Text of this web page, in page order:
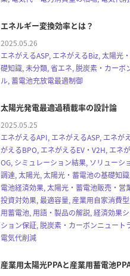
エネルギー変換効率とは？
2025.05.26
エネがえるASP, エネがえるBiz, 太陽光
礎知識, 未分類, 省エネ, 脱炭素・カーボ
ル, 蓄電池充放電最適制御
太陽光発電最適過積載率の設計論
2025.05.25
エネがえるAPI, エネがえるASP, エネが
がえるBPO, エネがえるEV・V2H, エネ
OG, シミュレーション結果, ソリューシ
調達, 太陽光, 太陽光・蓄電池の基礎知
電池経済効果, 太陽光・蓄電池販売・営
投資対効果, 最適容量, 産業用自家消費
用蓄電池, 用語・製品の解説, 経済効果
ション保証, 脱炭素・カーボンニュート
電気代削減
産業用太陽光PPAと産業用蓄電池